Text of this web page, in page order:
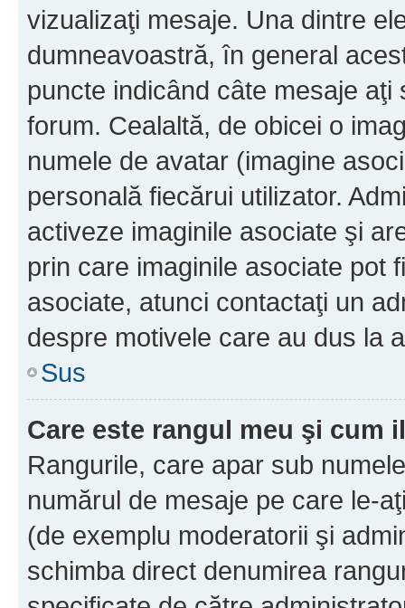
vizualizaţi mesaje. Una dintre
dumneavoastră, în general
puncte indicând câte mesaje
forum. Cealaltă, de obicei o
numele de avatar (imagine
personală fiecărui utilizator.
activeze imaginile asociate şi
prin care imaginile asociate pot
asociate, atunci contactaţi un
despre motivele care au dus la
Sus
Care este rangul meu şi cum
Rangurile, care apar sub
numărul de mesaje pe care le-
(de exemplu moderatorii şi
schimba direct denumirea